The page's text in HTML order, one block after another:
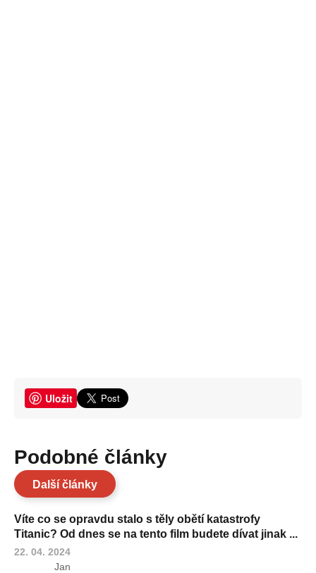
Uložit
Podobné články
Další články
Víte co se opravdu stalo s těly obětí katastrofy
Titanic? Od dnes se na tento film budete dívat jinak ...
22. 04. 2024
Jan